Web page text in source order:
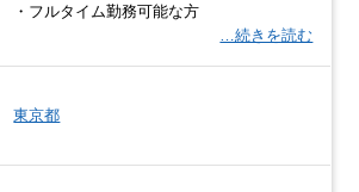
・フルタイム勤務可能な方
…続きを読む
東京都